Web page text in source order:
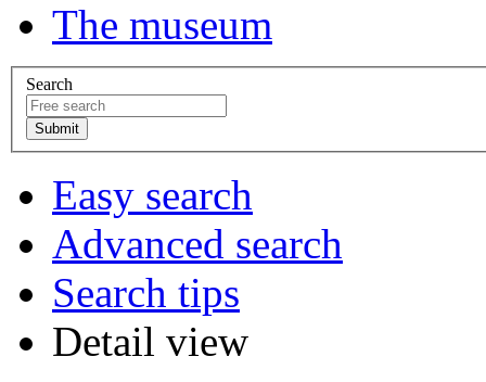
The museum
Search
Easy search
Advanced search
Search tips
Detail view